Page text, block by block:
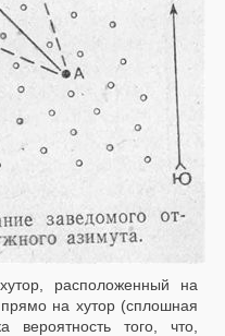
расположенный на
на хутор (сплошная
того, что,